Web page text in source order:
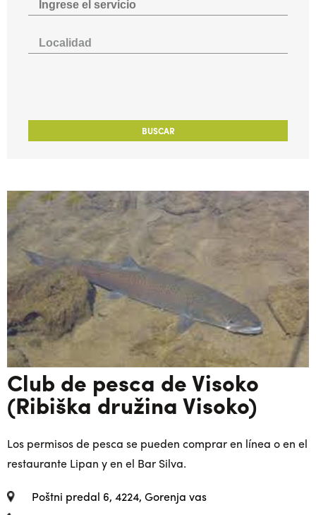
Club de pesca de Visoko
(Ribiška družina Visoko)
Los permisos de pesca se pueden comprar en línea o en el
restaurante Lipan y en el Bar Silva.
Poštni predal 6, 4224, Gorenja vas